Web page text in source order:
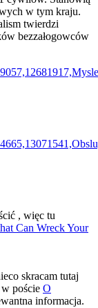
w tym kraju.
twierdzi
bezzałogowców
, więc tu
Can Wreck Your
skracam tutaj
poście O
informacja.